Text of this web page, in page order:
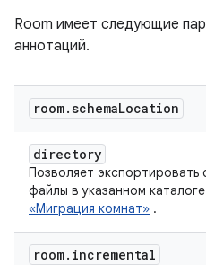
Room имеет следующие
аннотаций.
room.schemaLocation
directory
Позволяет экспортировать
файлы в указанном
«Миграция комнат» .
room. incremental